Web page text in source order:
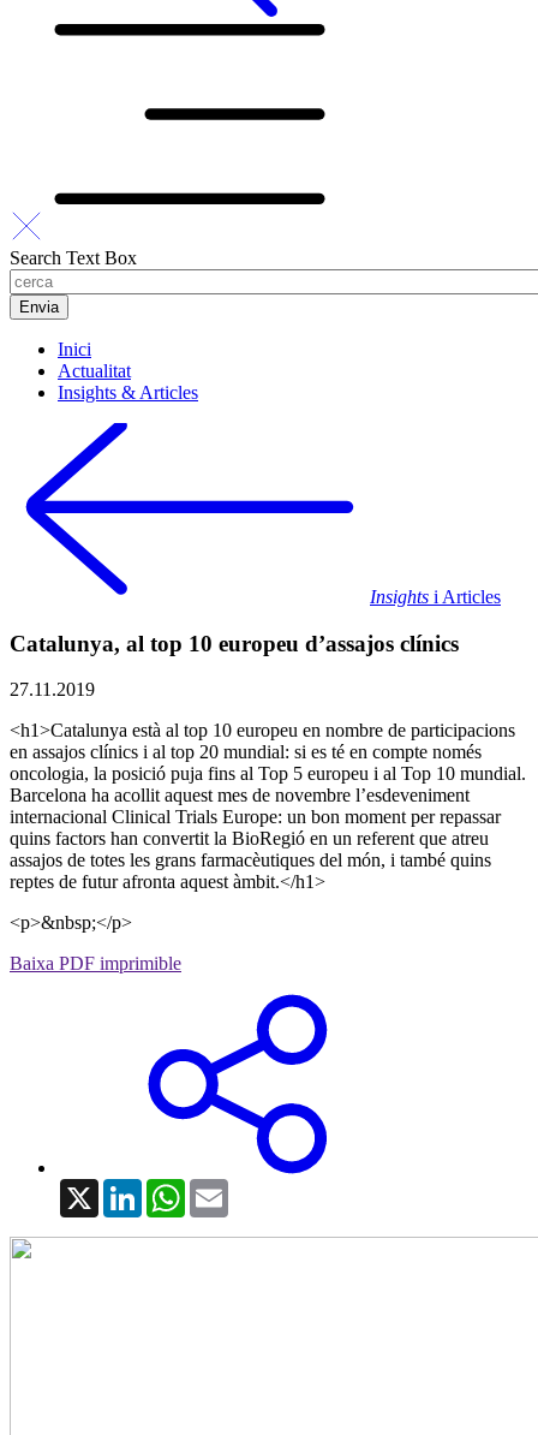
Search Text Box
Inici
Actualitat
Insights & Articles
Insights i Articles
Catalunya, al top 10 europeu d’assajos clínics
27.11.2019
<h1>Catalunya està al top 10 europeu en nombre de participacions
en assajos clínics i al top 20 mundial: si es té en compte només
oncologia, la posició puja fins al Top 5 europeu i al Top 10 mundial.
Barcelona ha acollit aquest mes de novembre l’esdeveniment
internacional Clinical Trials Europe: un bon moment per repassar
quins factors han convertit la BioRegió en un referent que atreu
assajos de totes les grans farmacèutiques del món, i també quins
reptes de futur afronta aquest àmbit.</h1>
<p>&nbsp;</p>
Baixa PDF imprimible
X LinkedInWhatsApp